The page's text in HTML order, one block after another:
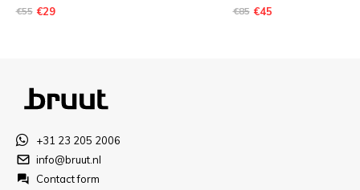
€55 €29 €85 €45
+31 23 205 2006
info@bruut.nl
Contact form